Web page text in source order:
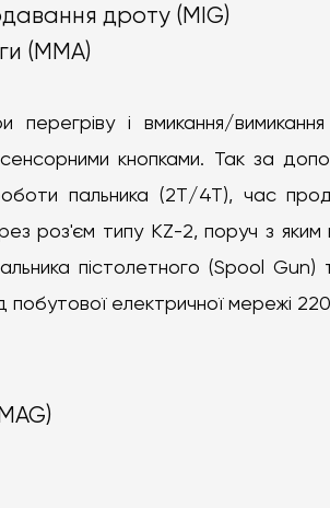
дроту (MIG)
(MMA)
і вмикання/
сенсорними кнопками. Так за
пальника (2T/4T), час
роз'єм типу KZ-2, поруч з
пістолетного (Spool Gun)
електричної мережі